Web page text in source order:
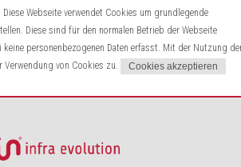
Diese Webseite verwendet Cookies um grundlegende
Diese sind für den normalen Betrieb der Webseite
personenbezogenen Daten erfasst. Mit der Nutzung
Verwendung von Cookies zu.